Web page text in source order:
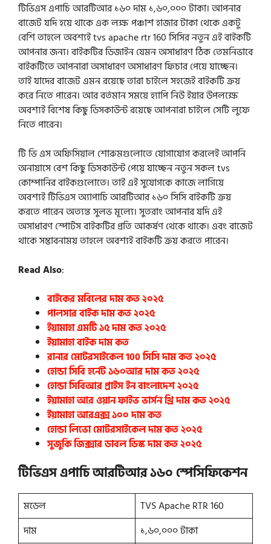
টিভিএস এপাচি আরটিআর ১৬০ দাম ১,৬০,০০০ টাকা। আপনার
বাজেট যদি হয়ে থাকে এক লক্ষ পঞ্চাশ হাজার টাকা থেকে একটু
বেশি তাহলে অবশ্যই tvs apache rtr 160 সিসির নতুন এই বাইকটি
আপনার জন্য। বাইকটির ডিজাইন যেমন অসাধারণ ঠিক তেমনিভাবে
বাইকটিতে আপনারা অসাধারণ অসাধারণ ফিচার পেয়ে যাচ্ছেন।
তাই যাদের বাজেট এমন রয়েছে তারা চাইলে সহজেই বাইকটি ক্রয়
করে নিতে পারেন। আর বর্তমান সময়ে হ্যাপি নিউ ইয়ার উপলক্ষে
অবশ্যই বিশেষ কিছু ডিসকাউন্ট রয়েছে আপনারা চাইলে সেটি লুফে
নিতে পারেন।
টি ভি এস অফিসিয়াল শোরুমগুলোতে যোগাযোগ করলেই আপনি
অনায়াসে বেশ কিছু ডিসকাউন্ট পেয়ে যাচ্ছেন নতুন সকল tvs
কোম্পানির বাইকগুলোতে। তাই এই সুযোগকে কাজে লাগিয়ে
অবশ্যই টিভিএস অ্যাপাচি আরটিআর ১৬০ সিসি বাইকটি ক্রয়
করতে পারেন অত্যন্ত সুলভ মূল্যে। সুতরাং আপনার যদি এই
অসাধারণ স্পোর্টস বাইকটির প্রতি আকর্ষণ থেকে থাকে। এবং বাজেট
থাকে সম্ভাবনাময় তাহলে অবশ্যই বাইকটি ক্রয় করতে পারেন।
Read Also:
বাইকের মবিলের দাম কত ২০২৫
পালসার বাইক দাম কত ২০২৫
ইয়ামাহা এমটি ১৫ দাম কত ২০২৫
ইয়ামাহা বাইক দাম কত
রানার মোটরসাইকেল 100 সিসি দাম কত ২০২৫
হোন্ডা সিবি হর্নেট ১৬০আর দাম কত ২০২৫
হোন্ডা সিবিআর প্রাইস ইন বাংলাদেশ ২০২৫
ইয়ামাহা আর ওয়ান ফাইভ ভার্সন থ্রি দাম কত ২০২৫
ইয়ামাহা আরএক্স ১০০ দাম কত
হোন্ডা লিভো মোটরসাইকেল দাম কত ২০২৫
সুজুকি জিক্সার ডাবল ডিস্ক দাম কত ২০২৫
টিভিএস এপাচি আরটিআর ১৬০ স্পেসিফিকেশন
মডেল
TVS Apache RTR 160
দাম
১,৬০,০০০ টাকা